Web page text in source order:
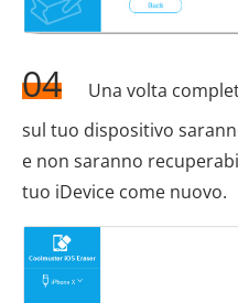
04
Una volta
sul tuo dispositivo
e non saranno
tuo iDevice come nuovo.